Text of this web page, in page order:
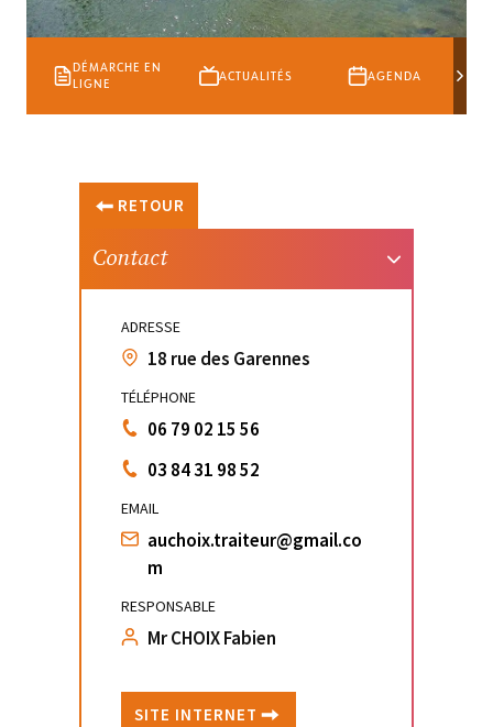
ACTUALITÉS AGENDA
PHOTOS &
RETOUR
Contact
ADRESSE
18 rue des Garennes
TÉLÉPHONE
06 79 02 15 56
03 84 31 98 52
EMAIL
auchoix.traiteur@gmail.co
m
RESPONSABLE
Mr CHOIX Fabien
SITE INTERNET